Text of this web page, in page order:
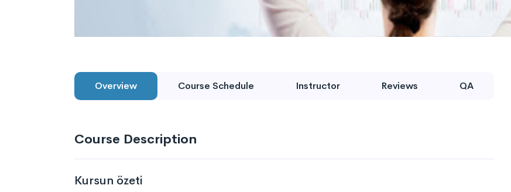
Overview Course Schedule Instructor Reviews QA
Course Description
Kursun özeti